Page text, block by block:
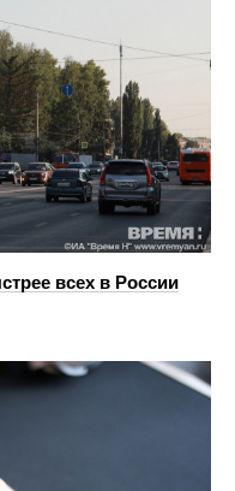
всех в России